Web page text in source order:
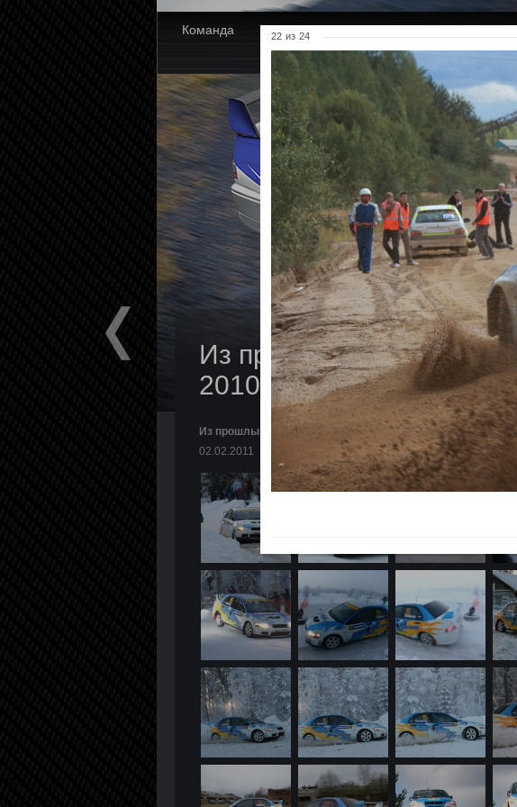
Команда Новости Партнеры Фото
Из прошлых лет.
2010г.
Из прошлых лет. Лехавичус / Якимчик 2010г.
02.02.2011
22 из 24